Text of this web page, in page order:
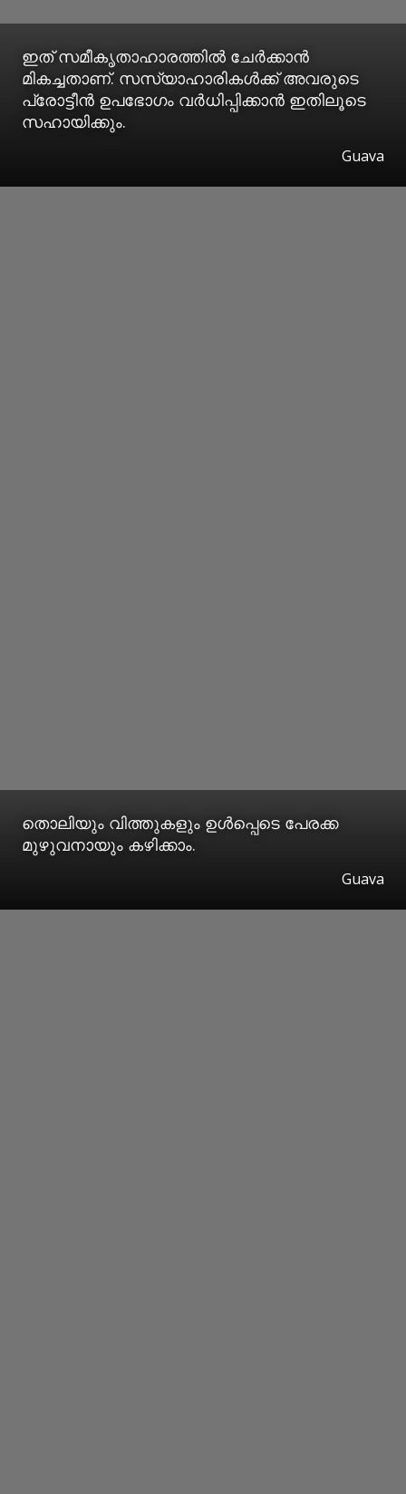
ഇത് സമീകൃതാഹാരത്തിൽ ചേർക്കാൻ
മികച്ചതാണ്. സസ്യാഹാരികൾക്ക് അവരുടെ
പ്രോട്ടീൻ ഉപഭോ​ഗം വർധിപ്പിക്കാൻ ഇതിലൂടെ
സഹായിക്കും.
Guava
തൊലിയും വിത്തുകളും ഉൾപ്പെടെ പേരക്ക
മുഴുവനായും കഴിക്കാം.
Guava